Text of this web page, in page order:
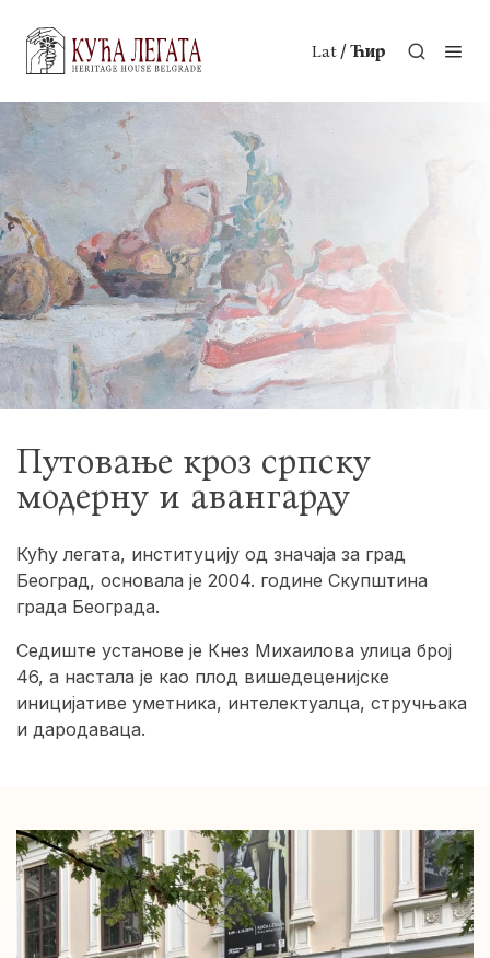
Lat /Ћир
Путовање кроз српску
модерну и авангарду
Кућу легата, институцију од значаја за град
Београд, основала је 2004. године Скупштина
града Београда.
Седиште установе је Кнез Михаилова улица број
46, а настала је као плод вишедеценијске
иницијативе уметника, интелектуалца, стручњака
и дародаваца.